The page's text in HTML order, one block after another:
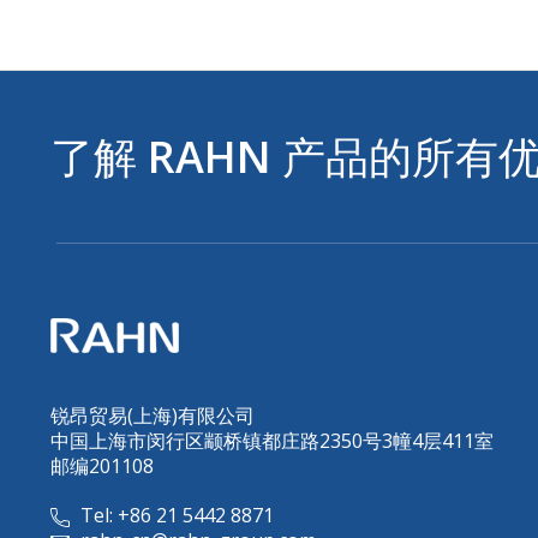
了解 RAHN 产品的所有
锐昂贸易(上海)有限公司
中国上海市闵行区颛桥镇都庄路2350号3幢4层411室
邮编201108
Tel: +86 21 5442 8871